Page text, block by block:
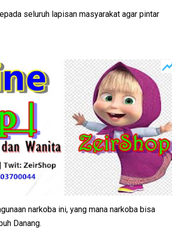
seluruh lapisan masyarakat agar pintar
narkoba ini, yang mana narkoba bisa
Danang.